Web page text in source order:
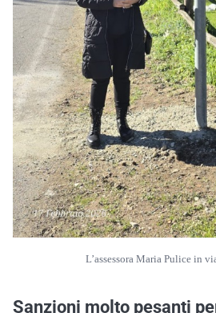
L’assessora Maria Pulice in
Sanzioni molto pesanti